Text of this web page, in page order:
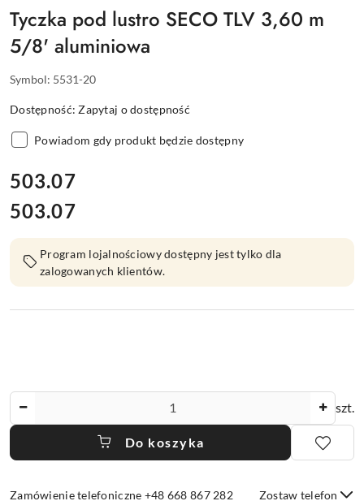
Tyczka pod lustro SECO TLV 3,60 m
5/8' aluminiowa
Symbol: 5531-20
Dostępność:Zapytaj o dostępność
Powiadom gdy produkt będzie dostępny
cena:
503.07
Cena:
503.07
Program lojalnościowy dostępny jest tylko dla
zalogowanych klientów.
szt.
Do koszyka
Zamówienie telefoniczne +48 668 867 282 Zostaw telefon